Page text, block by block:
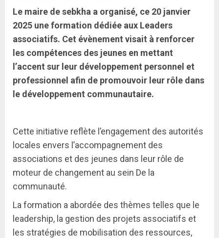
Le maire de sebkha a organisé, ce 20 janvier
2025 une formation dédiée aux Leaders
associatifs. Cet évènement visait à renforcer
les compétences des jeunes en mettant
l’accent sur leur développement personnel et
professionnel afin de promouvoir leur rôle dans
le développement communautaire.
Cette initiative reflète l’engagement des autorités
locales envers l’accompagnement des
associations et des jeunes dans leur rôle de
moteur de changement au sein De la
communauté.
La formation a abordée des thèmes telles que le
leadership, la gestion des projets associatifs et
les stratégies de mobilisation des ressources,